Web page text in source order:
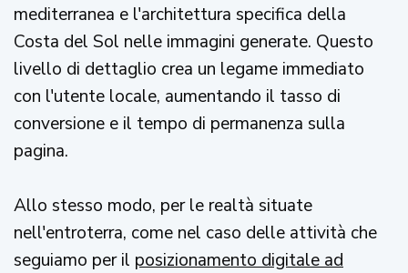
mediterranea e l'architettura specifica della
Costa del Sol nelle immagini generate. Questo
livello di dettaglio crea un legame immediato
con l'utente locale, aumentando il tasso di
conversione e il tempo di permanenza sulla
pagina.
Allo stesso modo, per le realtà situate
nell'entroterra, come nel caso delle attività che
seguiamo per il posizionamento digitale ad